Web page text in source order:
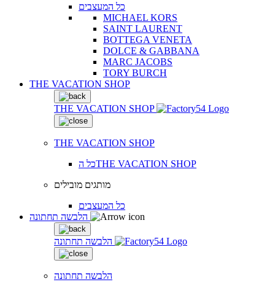
כל המעצבים
MICHAEL KORS
SAINT LAURENT
BOTTEGA VENETA
DOLCE & GABBANA
MARC JACOBS
TORY BURCH
THE VACATION SHOP
THE VACATION SHOP
THE VACATION SHOP
כל הTHE VACATION SHOP
מותגים מובילים
כל המעצבים
הלבשה תחתונה
הלבשה תחתונה